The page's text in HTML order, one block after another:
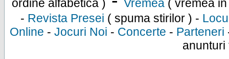
ordine alfabetica )
Vremea ( vremea
- Revista Presei ( spuma stirilor ) -
Online - Jocuri Noi - Concerte - Parteneri
anunturi